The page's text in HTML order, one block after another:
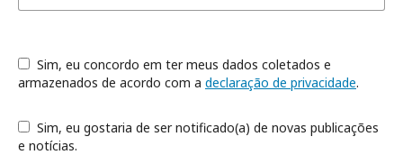
armazenados de acordo com a declaração de privacidade.
e notícias.